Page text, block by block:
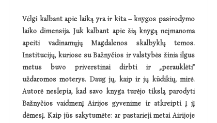
Vėlgi kalbant apie laiką yra ir kita – knygos pasirodymo
laiko dimensija. Juk kalbant apie šią knygą neįmanoma
apeiti vadinamųjų Magdalenos skalbyklų temos.
Institucijų, kuriose su Bažnyčios ir valstybės žinia ilgus
metus buvo priverstinai dirbti ir „perauklėti“
uždaromos moterys. Daug jų, kaip ir jų kūdikių, mirė.
Autorė neslepia, kad savo knyga turėjo tikslą parodyti
Bažnyčios vaidmenį Airijos gyvenime ir atkreipti į jį
dėmesį. Kaip jūs sakytumėte: ar pastarieji metai Airijoje